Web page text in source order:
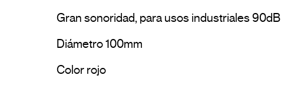
Gran sonoridad, para usos industriales 90dB
Diámetro 100mm
Color rojo